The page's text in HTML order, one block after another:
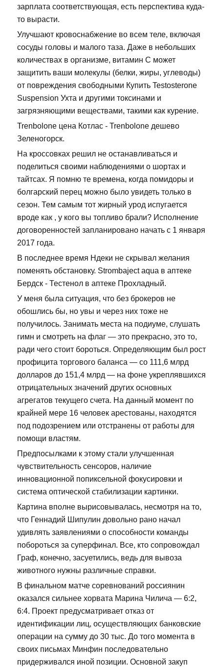
зарплата соответствующая, есть перспектива куда-
то вырасти.
Улучшают кровоснабжение во всем теле, включая
сосуды головы и малого таза. Даже в небольших
количествах в организме, витамин С может
защитить ваши молекулы (белки, жиры, углеводы)
от повреждения свободными Купить Testosterone
Suspension Ухта и другими токсинами и
загрязняющими веществами, такими как курение.
Trenbolone цена Котлас - Trenbolone дешево
Зеленогорск.
На кроссовках решил не останавливаться и
поделиться своими наблюдениями о шортах и
тайтсах. Я помню те времена, когда помидоры и
болгарский перец можно было увидеть только в
сезон. Тем самым тот жирный урод испугается
вроде как , у кого вы топливо брали? Исполнение
договоренностей запланировано начать с 1 января
2017 года.
В последнее время Ндеки не скрывал желания
поменять обстановку. Strombaject aqua в аптеке
Бердск - Тестенол в аптеке Прохладный.
У меня была ситуация, что без брокеров не
обошлись бы, но увы и через них тоже не
получилось. Занимать места на подиуме, слушать
гимн и смотреть на флаг — это прекрасно, это то,
ради чего стоит бороться. Определяющим был рост
профицита торгового баланса — со 111,6 млрд
долларов до 151,4 млрд — на фоне укреплявшихся
отрицательных значений других основных
агрегатов текущего счета. На данный момент по
крайней мере 16 человек арестованы, находятся
под подозрением или отстранены от работы для
помощи властям.
Предпосылками к этому стали улучшенная
чувствительность сенсоров, наличие
инновационной попиксельной фокусировки и
система оптической стабилизации картинки.
Картина вполне вырисовывалась, несмотря на то,
что Геннадий Шипулин довольно рано начал
удивлять заявлениями о способности команды
побороться за суперфинал. Все, кто сопровождал
Граф, конечно, засуетились, ведь для вывоза
животного нужны различные справки.
В финальном матче соревнований россиянин
оказался сильнее хорвата Марина Чилича — 6:2,
6:4. Проект предусматривает отказ от
идентификации лиц, осуществляющих банковские
операции на сумму до 30 тыс. До того момента в
своих письмах Минфин последовательно
придерживался иной позиции. Основной закуп